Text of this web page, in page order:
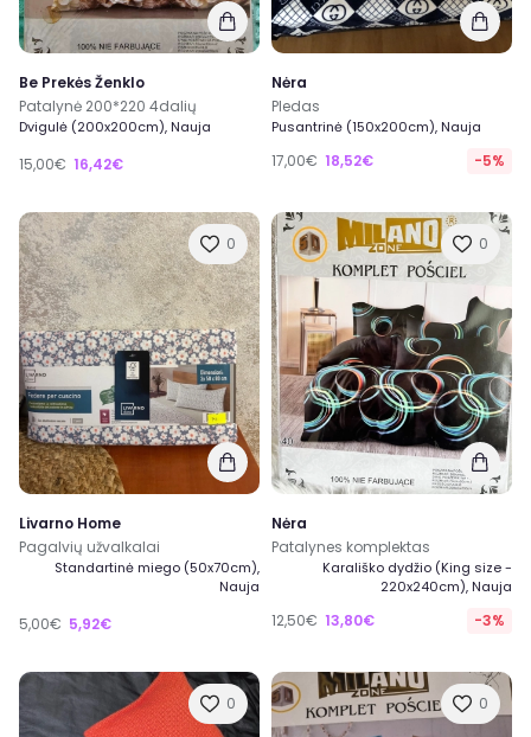
Be Prekės Ženklo
Patalynė 200*220 4dalių
Dvigulė (200x200cm), Nauja
15,00€ 16,42€
Nėra
Pledas
Pusantrinė (150x200cm), Nauja
17,00€ 18,52€ -5%
0
Livarno Home
Pagalvių užvalkalai
Standartinė miego (50x70cm),
Nauja
5,00€ 5,92€
0
Nėra
Patalynes komplektas
Karališko dydžio (King size -
220x240cm), Nauja
12,50€ 13,80€ -3%
0 0